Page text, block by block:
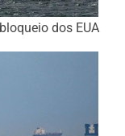
dos EUA